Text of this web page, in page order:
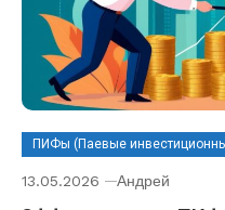
ПИФы (Паевые
13.05.2026 Андрей